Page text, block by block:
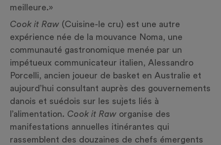
meilleure.»
Cook it Raw (Cuisine-le cru) est une autre
expérience née de la mouvance Noma, une
communauté gastronomique menée par un
impétueux communicateur italien, Alessandro
Porcelli, ancien joueur de basket en Australie et
aujourd’hui consultant auprès des gouvernements
danois et suédois sur les sujets liés à
l’alimentation. Cook it Raw organise des
manifestations annuelles itinérantes qui
rassemblent des douzaines de chefs émergents